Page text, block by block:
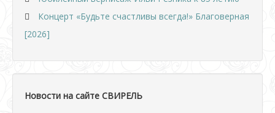
Концерт «Будьте счастливы всегда!» Благоверная
[2026]
Новости на сайте СВИРЕЛЬ